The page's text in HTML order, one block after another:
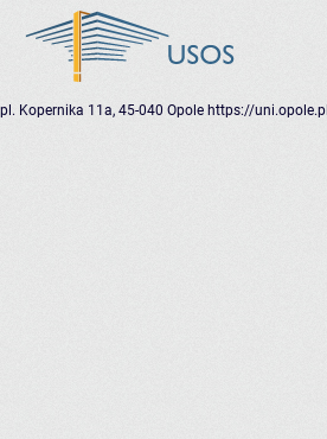
pl. Kopernika 11a, 45-040 Opole https://uni.opole.pl